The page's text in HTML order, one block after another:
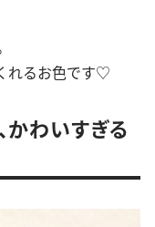
れるお色です♡
かわいすぎる